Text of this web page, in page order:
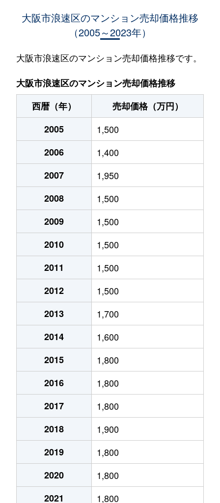
1,800万円 大国町
戎本町
1,800万円 大国町
戎本町
1,400万円 大国町
戎本町
1,900万円 大国町
木津川
2,200万円 桜川(大阪)
木津川
2,200万円 桜川(大阪)
木津川
2,200万円 桜川(大阪)
木津川
2,000万円 大正(大阪)
木津川
2,400万円 大正(大阪)
木津川
2,300万円 大正(大阪)
木津川
2,300万円 大正(大阪)
木津川
2,300万円 大正(大阪)
木津川
2,100万円 大正(大阪)
木津川
2,200万円 大正(大阪)
木津川
2,300万円 大正(大阪)
木津川
2,100万円 大正(大阪)
木津川
2,100万円 大正(大阪)
木津川
2,300万円 大正(大阪)
木津川
2,200万円 大正(大阪)
木津川
2,200万円 大正(大阪)
大阪市浪速区のマンション売却価格推移
（2005～2023年）
大阪市浪速区のマンション売却価格推移です。
大阪市浪速区のマンション売却価格推移
西暦（年）
売却価格（万円）
2005
1,500
2006
1,400
2007
1,950
2008
1,500
2009
1,500
2010
1,500
2011
1,500
2012
1,500
2013
1,700
2014
1,600
2015
1,800
2016
1,800
2017
1,800
2018
1,900
2019
1,800
2020
1,800
2021
1,800